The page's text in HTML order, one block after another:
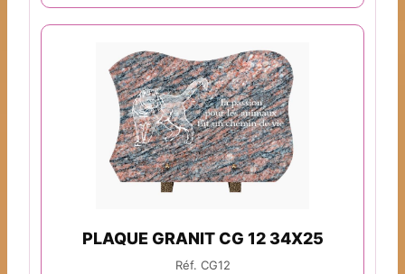
PLAQUE GRANIT CG 12 34X25
Réf. CG12